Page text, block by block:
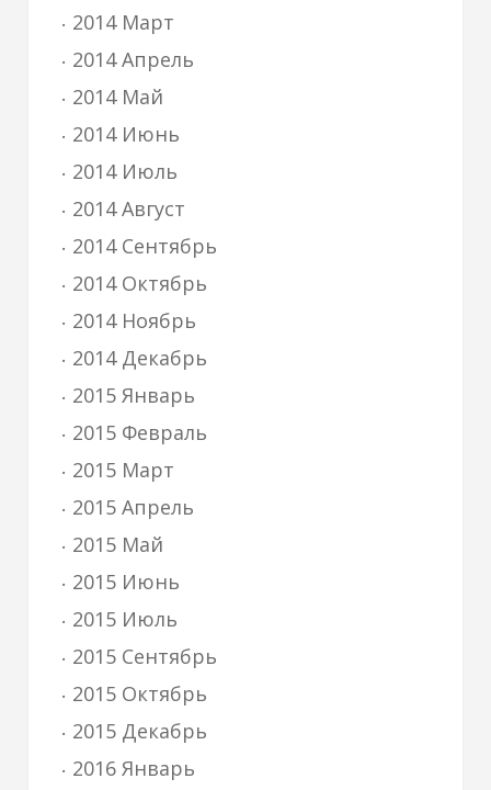
2014 Март
2014 Апрель
2014 Май
2014 Июнь
2014 Июль
2014 Август
2014 Сентябрь
2014 Октябрь
2014 Ноябрь
2014 Декабрь
2015 Январь
2015 Февраль
2015 Март
2015 Апрель
2015 Май
2015 Июнь
2015 Июль
2015 Сентябрь
2015 Октябрь
2015 Декабрь
2016 Январь